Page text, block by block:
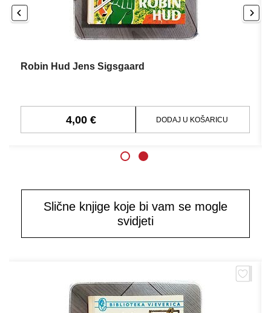
Robin Hud Jens Sigsgaard
4,00 € DODAJ U KOŠARICU
Slične knjige koje bi vam se mogle
svidjeti